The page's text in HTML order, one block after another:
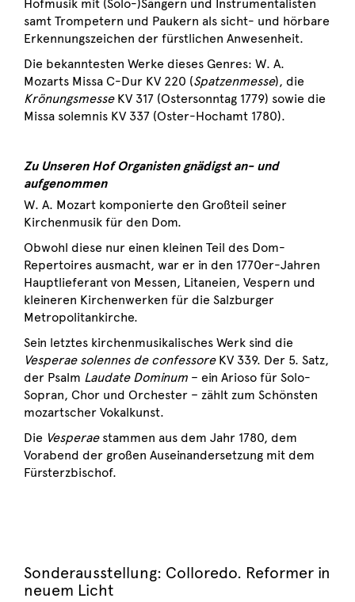
Hofmusik mit (Solo-)Sängern und Instrumentalisten
samt Trompetern und Paukern als sicht- und hörbare
Erkennungszeichen der fürstlichen Anwesenheit.
Die bekanntesten Werke dieses Genres: W. A.
Mozarts Missa C-Dur KV 220 (Spatzenmesse), die
KrönungsmesseKV 317 (Ostersonntag 1779) sowie die
Missa solemnis KV 337 (Oster-Hochamt 1780).
Zu Unseren Hof Organisten gnädigst an- und
aufgenommen
W. A. Mozart komponierte den Großteil seiner
Kirchenmusik für den Dom.
Obwohl diese nur einen kleinen Teil des Dom-
Repertoires ausmacht, war er in den 1770er-Jahren
Hauptlieferant von Messen, Litaneien, Vespern und
kleineren Kirchenwerken für die Salzburger
Metropolitankirche.
Sein letztes kirchenmusikalisches Werk sind die
Vesperae solennes de confessore KV 339. Der 5. Satz,
der Psalm Laudate Dominum – ein Arioso für Solo-
Sopran, Chor und Orchester – zählt zum Schönsten
mozartscher Vokalkunst.
Die Vesperaestammen aus dem Jahr 1780, dem
Vorabend der großen Auseinandersetzung mit dem
Fürsterzbischof.
Sonderausstellung: Colloredo. Reformer in
neuem Licht